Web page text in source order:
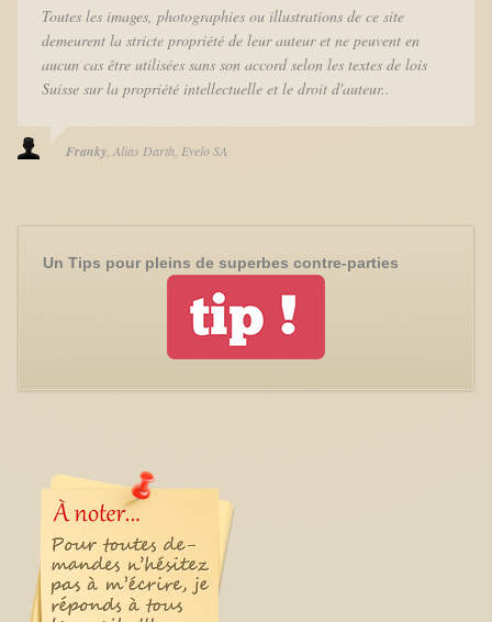
Toutes les images, photographies ou illustrations de ce site
demeurent la stricte propriété de leur auteur et ne peuvent en
aucun cas être utilisées sans son accord selon les textes de lois
Suisse sur la propriété intellectuelle et le droit d'auteur..
Franky Alias Darth Eyelo SA
Un Tips pour pleins de superbes contre-parties